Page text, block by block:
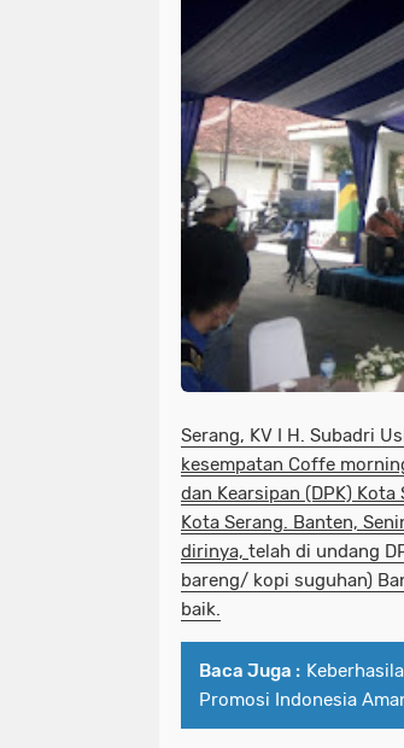
Serang, KV I H. Subadri
kesempatan Coffe
dan Kearsipan (DPK)
Kota Serang. Banten,
dirinya, telah di undang
bareng/ kopi suguhan)
baik.
Baca Juga :
Promosi Indonesia